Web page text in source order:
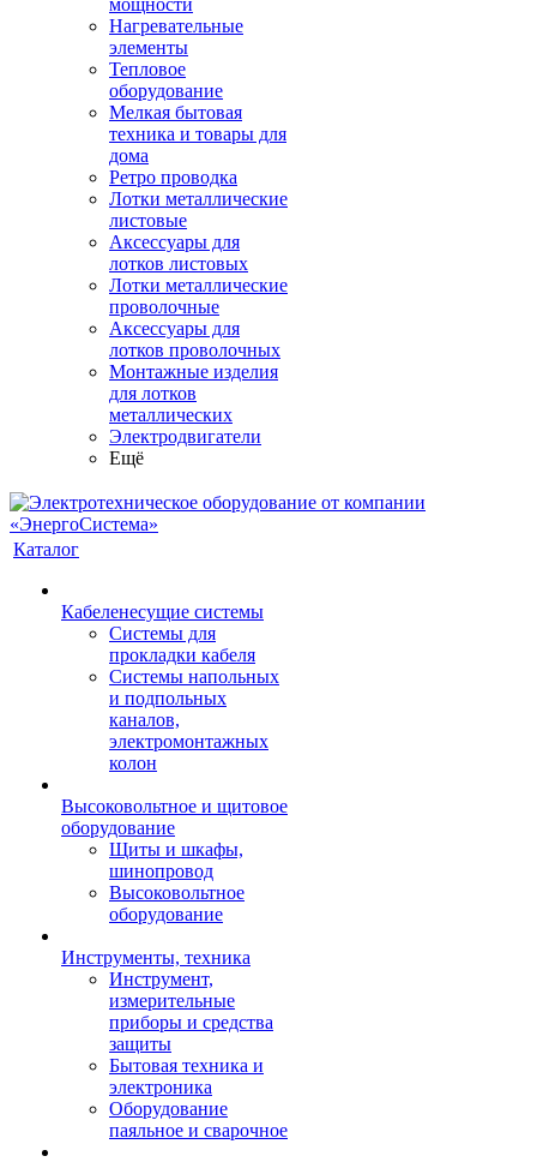
мощности
Нагревательные
элементы
Тепловое
оборудование
Мелкая бытовая
техника и товары для
дома
Ретро проводка
Лотки металлические
листовые
Аксессуары для
лотков листовых
Лотки металлические
проволочные
Аксессуары для
лотков проволочных
Монтажные изделия
для лотков
металлических
Электродвигатели
Ещё
Каталог
Кабеленесущие системы
Системы для
прокладки кабеля
Системы напольных
и подпольных
каналов,
электромонтажных
колон
Высоковольтное и щитовое
оборудование
Щиты и шкафы,
шинопровод
Высоковольтное
оборудование
Инструменты, техника
Инструмент,
измерительные
приборы и средства
защиты
Бытовая техника и
электроника
Оборудование
паяльное и сварочное